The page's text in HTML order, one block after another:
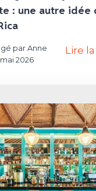
: une autre idée
par Anne
mai 2026
Lire